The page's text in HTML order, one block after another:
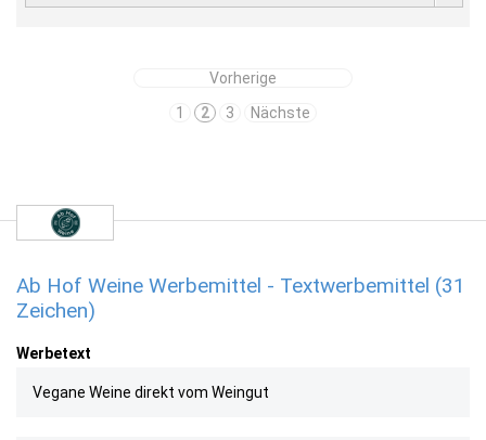
Vorherige
1
2 3 Nächste
Ab Hof Weine Werbemittel - Textwerbemittel (31
Zeichen)
Werbetext
Vegane Weine direkt vom Weingut